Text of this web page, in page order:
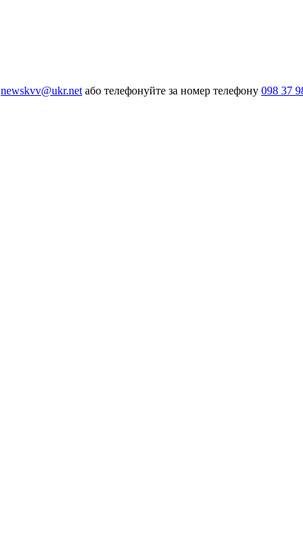
newskvv@ukr.netабо телефонуйте за номер телефону 098 37